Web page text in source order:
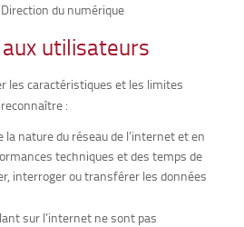
du numérique
utilisateurs
les caractéristiques et les limites
:
la nature du réseau de l’internet et en
techniques et des temps de
interroger ou transférer les données
sur l’internet ne sont pas